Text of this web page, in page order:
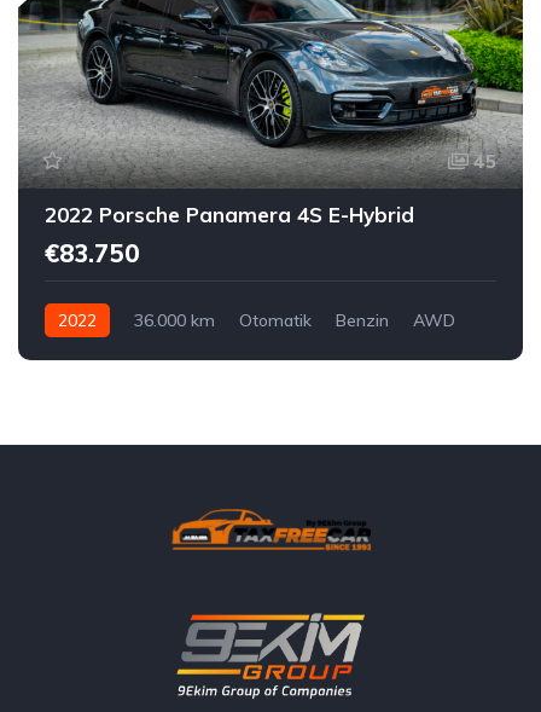
45
2022 Porsche Panamera 4S E-Hybrid
€83.750
2022 36.000 km Otomatik Benzin AWD